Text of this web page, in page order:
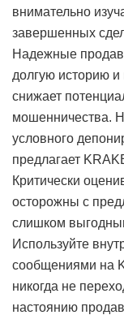
внимательно
завершенных
Надежные
долгую историю и
снижает
мошенничества.
условного
предлагает
Критически
осторожны с
слишком
Используйте
сообщениями на
никогда не
настоянию